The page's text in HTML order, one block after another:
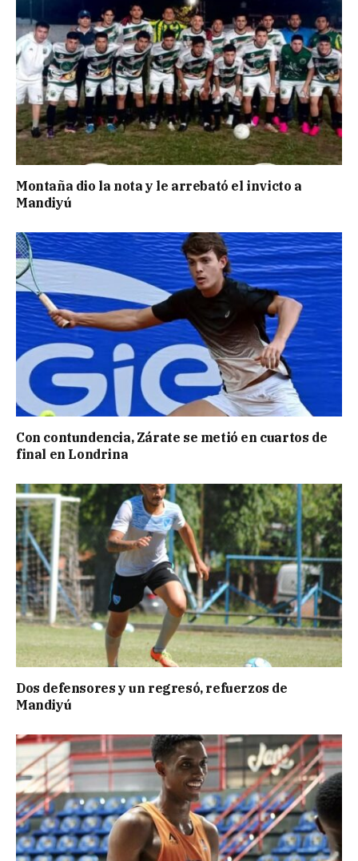
Montaña dio la nota y le arrebató el invicto a
Mandiyú
Con contundencia, Zárate se metió en cuartos de
final en Londrina
Dos defensores y un regresó, refuerzos de
Mandiyú